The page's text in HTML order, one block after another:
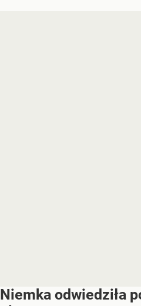
Niemka odwiedziła